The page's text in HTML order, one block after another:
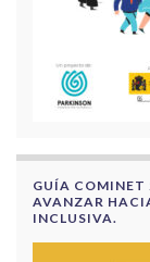
GUÍA COMINET
AVANZAR
INCLUSIVA.